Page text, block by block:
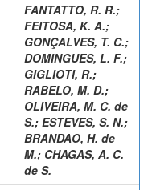
FANTATTO, R. R.;
FEITOSA, K. A.;
GONÇALVES, T. C.;
DOMINGUES, L. F.;
GIGLIOTI, R.;
RABELO, M. D.;
OLIVEIRA, M. C. de
S.; ESTEVES, S. N.;
BRANDAO, H. de
M.; CHAGAS, A. C.
de S.